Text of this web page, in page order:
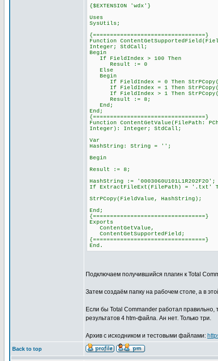
{$EXTENSION 'wdx'}
Uses
SysUtils;
{=================================}
Function
Integer; StdCall;
Begin
If FieldIndex > 100 Then
Result := 0
Else
Begin
If FieldIndex = 0 Then
If FieldIndex = 1 Then
If FieldIndex > 1 Then
Result := 8;
End;
End;
{=================================}
Function ContentGetValue(FilePath:
Integer): Integer; StdCall;
Var
HashString: String = '';
Begin
Result := 8;
HashString := '0003060U101L1R202F2O';
If ExtractFileExt(FilePath) = '.txt'
StrPCopy(FieldValue, HashString);
End;
{=================================}
Exports
ContentGetValue,
ContentGetSupportedField;
{=================================}
End.
Подключаем получившийся плагин к Total
Затем создаём папку на рабочем столе, а в
Если бы Total Commander работал правильно,
результатов 4 htm-файла. Ан нет. Только три.
Архив с исходником и тестовыми файлами:
Back to top